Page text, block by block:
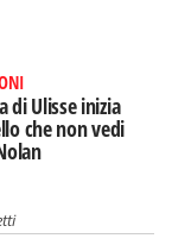
di Ulisse inizia
che non vedi